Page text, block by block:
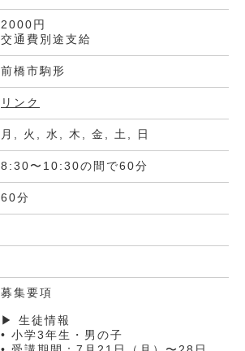
2000円
交通費別途支給
前橋市駒形
リンク
月, 火, 水, 木, 金, 土, 日
8:30〜10:30の間で60分
60分
募集要項
▶ 生徒情報
• 小学3年生・男の子